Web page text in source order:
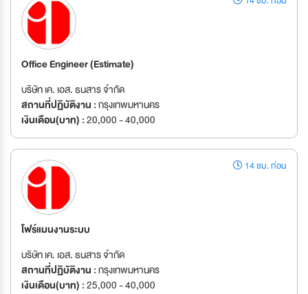
Office Engineer (Estimate)
บริษัท เค. เอส. ธนสาร จำกัด
สถานที่ปฏิบัติงาน :กรุงเทพมหานคร
เงินเดือน(บาท) :20,000 - 40,000
14 ชม. ก่อน
โฟร์แมนงานระบบ
บริษัท เค. เอส. ธนสาร จำกัด
สถานที่ปฏิบัติงาน :กรุงเทพมหานคร
เงินเดือน(บาท) :25,000 - 40,000